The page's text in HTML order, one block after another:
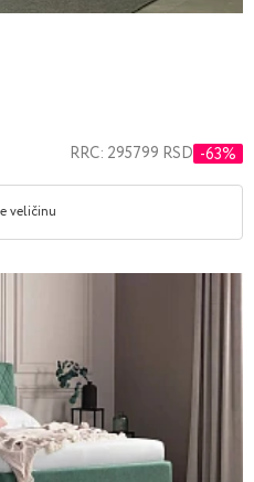
RRC: 295799 RSD -63%
veličinu